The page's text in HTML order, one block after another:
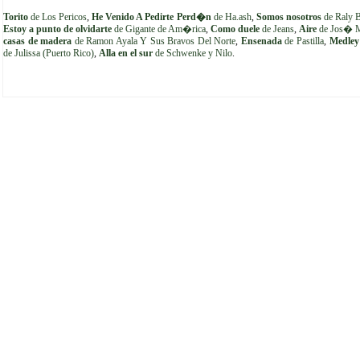
Torito de Los Pericos,He Venido A Pedirte Perd�nde Ha.ash, Somos nosotrosde Raly
Estoy a punto de olvidarte de Gigante de Am�rica, Como duele de Jeans, Aire de Jos�
casas de madera de Ramon Ayala Y Sus Bravos Del Norte, Ensenadade Pastilla,
de Julissa (Puerto Rico), Alla en el sur de Schwenke y Nilo.